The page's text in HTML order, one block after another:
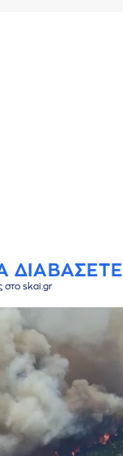
ΔΙΑΒΑΣΕΤΕ
στο skai.gr